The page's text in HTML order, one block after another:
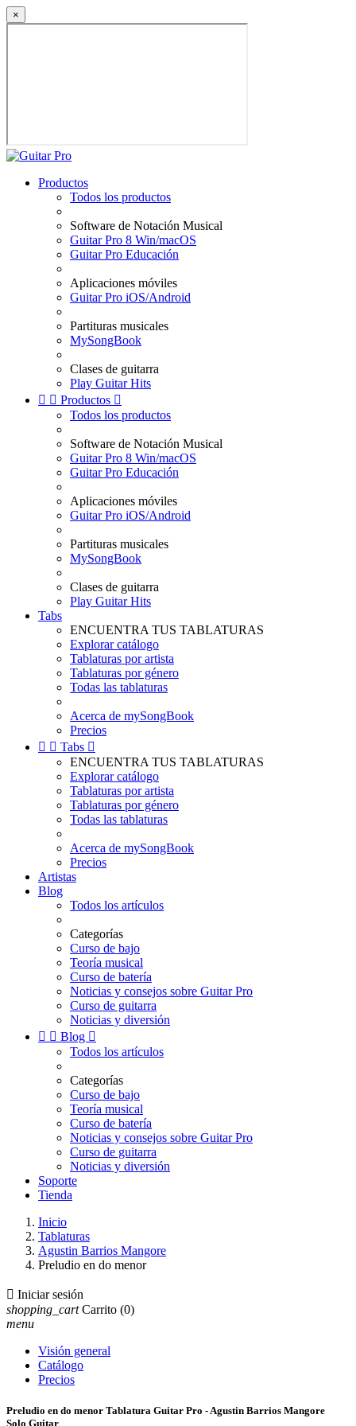
×
Productos
Todos los productos
Software de Notación Musical
Guitar Pro 8 Win/macOS
Guitar Pro Educación
Aplicaciones móviles
Guitar Pro iOS/Android
Partituras musicales
MySongBook
Clases de guitarra
Play Guitar Hits
  Productos 
Todos los productos
Software de Notación Musical
Guitar Pro 8 Win/macOS
Guitar Pro Educación
Aplicaciones móviles
Guitar Pro iOS/Android
Partituras musicales
MySongBook
Clases de guitarra
Play Guitar Hits
Tabs
ENCUENTRA TUS TABLATURAS
Explorar catálogo
Tablaturas por artista
Tablaturas por género
Todas las tablaturas
Acerca de mySongBook
Precios
  Tabs 
ENCUENTRA TUS TABLATURAS
Explorar catálogo
Tablaturas por artista
Tablaturas por género
Todas las tablaturas
Acerca de mySongBook
Precios
Artistas
Blog
Todos los artículos
Categorías
Curso de bajo
Teoría musical
Curso de batería
Noticias y consejos sobre Guitar Pro
Curso de guitarra
Noticias y diversión
  Blog 
Todos los artículos
Categorías
Curso de bajo
Teoría musical
Curso de batería
Noticias y consejos sobre Guitar Pro
Curso de guitarra
Noticias y diversión
Soporte
Tienda
Inicio
Tablaturas
Agustin Barrios Mangore
Preludio en do menor
 Iniciar sesión
shopping_cart Carrito (0)
menu
Visión general
Catálogo
Precios
Preludio en do menor Tablatura Guitar Pro - Agustin Barrios Mangore
Solo Guitar